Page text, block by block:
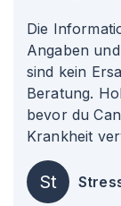
Die
Angaben
sind kein
Beratung.
bevor du
Krankheit
St